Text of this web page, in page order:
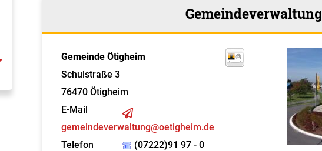
Gemeindeverwaltung
Gemeinde Ötigheim
Schulstraße 3
76470 Ötigheim
E-Mail
gemeindeverwaltung@oetigheim.de
Telefon
(07222)91 97 - 0